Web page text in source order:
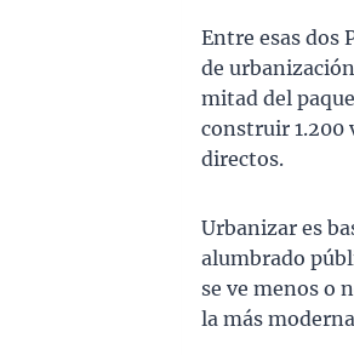
Entre esas dos
de
mitad del
construir 1.200
directos.
Urbanizar es
alumbrado
se ve menos o
la más